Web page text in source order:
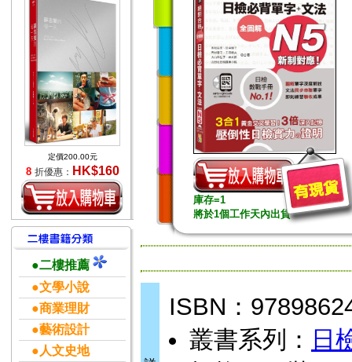
定價200.00元
8 折優惠： HK$160
●二樓推薦
●文學小說
●商業理財
●藝術設計
●人文史地
庫存=1
將於1個工作天內出貨
ISBN：
叢書系列： 日